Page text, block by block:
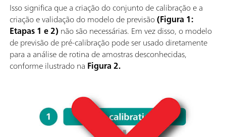
Isso significa que a criação do conjunto de calibração e a
criação e validação do modelo de previsão(Figura 1:
Etapas 1 e 2) não são necessárias. Em vez disso, o modelo
de previsão de pré-calibração pode ser usado diretamente
para a análise de rotina de amostras desconhecidas,
conforme ilustrado na Figura 2.